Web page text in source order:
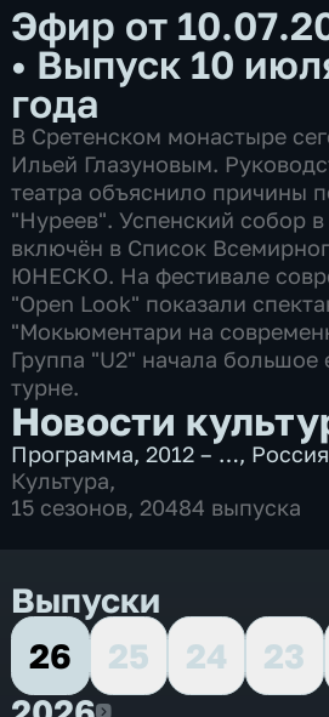
Эфир от
• Выпуск 10
года
В Сретенском монастыре
Ильей Глазуновым.
театра объяснило причины
"Нуреев". Успенский собор
включён в Список
ЮНЕСКО. На фестивале
"Open Look" показали
"Мокьюментари на
Группа "U2" начала большое
турне.
Новости
Программа,2012 – …, Россия
Культура,
15 сезонов, 20484 выпуска
Выпуски
26
25 24 23
2026